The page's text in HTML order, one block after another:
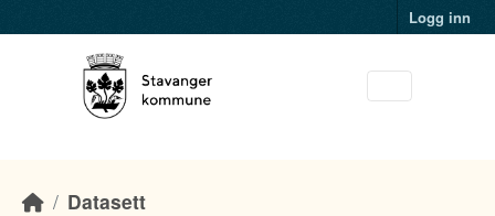
Logg inn
Datasett